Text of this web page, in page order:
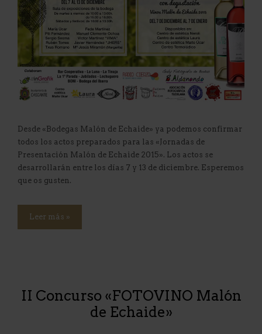
Desde «Bodegas Malón de Echaide» ya podemos confirmar
todos los actos preparados para las «Jornadas de
Presentación Malón de Echaide 2015». Los actos se
desarrollarán entre los días 7 y 13 de diciembre. Esperemos
que os gusten.
Leer más »
II Concurso «FOTOVINO Malón
de Echaide»